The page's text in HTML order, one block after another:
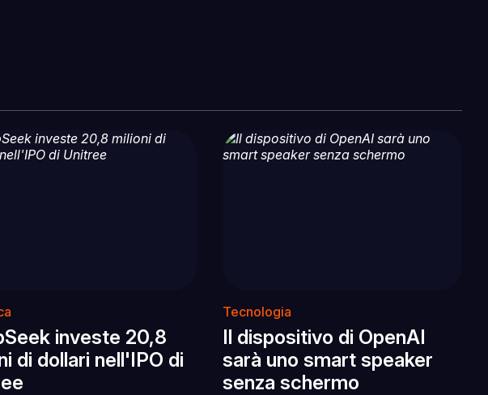
investe 20,8
di dollari nell'IPO di
Tecnologia
Il dispositivo di OpenAI
sarà uno smart speaker
senza schermo